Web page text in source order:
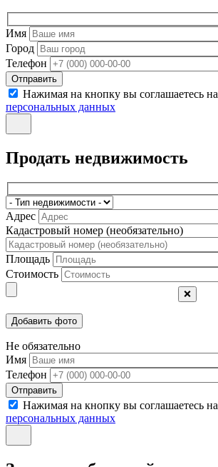
Имя
Город
Телефон
Отправить
Нажимая на кнопку вы соглашаетесь на
персональных данных
Продать недвижимость
Адрес
Кадастровый номер (необязательно)
Площадь
Стоимость
❌
Не обязательно
Имя
Телефон
Отправить
Нажимая на кнопку вы соглашаетесь на
персональных данных